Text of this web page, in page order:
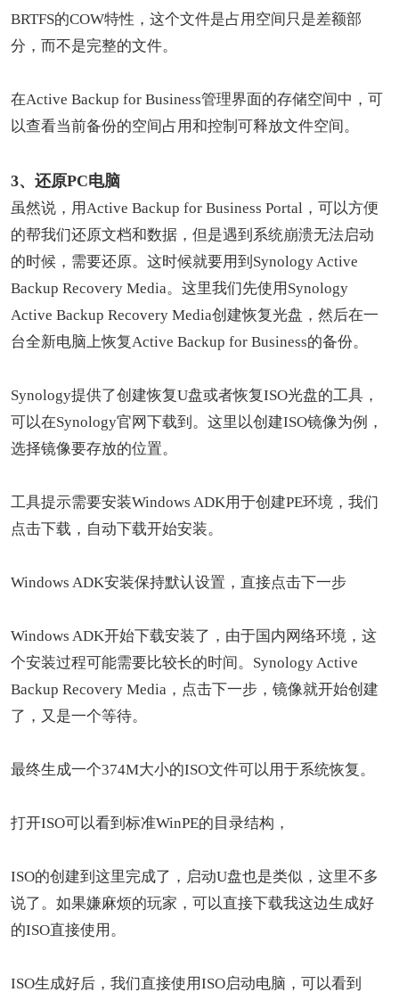
BRTFS的COW特性，这个文件是占用空间只是差额部
分，而不是完整的文件。
在Active Backup for Business管理界面的存储空间中，可
以查看当前备份的空间占用和控制可释放文件空间。
3、还原PC电脑
虽然说，用Active Backup for Business Portal，可以方便
的帮我们还原文档和数据，但是遇到系统崩溃无法启动
的时候，需要还原。这时候就要用到Synology Active
Backup Recovery Media。这里我们先使用Synology
Active Backup Recovery Media创建恢复光盘，然后在一
台全新电脑上恢复Active Backup for Business的备份。
Synology提供了创建恢复U盘或者恢复ISO光盘的工具，
可以在Synology官网下载到。这里以创建ISO镜像为例，
选择镜像要存放的位置。
工具提示需要安装Windows ADK用于创建PE环境，我们
点击下载，自动下载开始安装。
Windows ADK安装保持默认设置，直接点击下一步
Windows ADK开始下载安装了，由于国内网络环境，这
个安装过程可能需要比较长的时间。Synology Active
Backup Recovery Media，点击下一步，镜像就开始创建
了，又是一个等待。
最终生成一个374M大小的ISO文件可以用于系统恢复。
打开ISO可以看到标准WinPE的目录结构，
ISO的创建到这里完成了，启动U盘也是类似，这里不多
说了。如果嫌麻烦的玩家，可以直接下载我这边生成好
的ISO直接使用。
ISO生成好后，我们直接使用ISO启动电脑，可以看到